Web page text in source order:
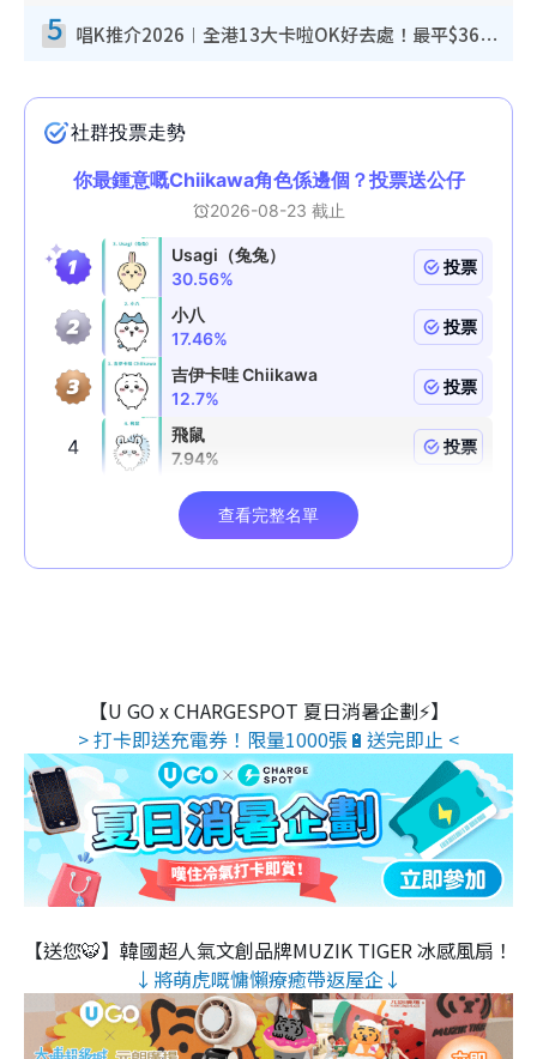
5 唱K推介2026︱全港13大卡啦OK好去處！最平$36起 日文K都有！(附地址+收費詳情)
【U GO x CHARGESPOT 夏日消暑企劃⚡】
> 打卡即送充電券！限量1000張🔋送完即止 <
【送您🐯】韓國超人氣文創品牌MUZIK TIGER 冰感風扇！
↓將萌虎嘅慵懶療癒帶返屋企↓